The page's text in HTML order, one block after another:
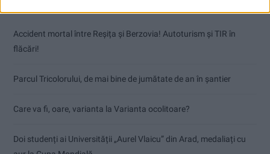
Accident mortal între Reșița și Berzovia! Autoturism și TIR în
flăcări!
Parcul Tricolorului, de mai bine de jumătate de an în șantier
Care va fi, oare, varianta la Varianta ocolitoare?
Doi studenți ai Universității „Aurel Vlaicu” din Arad, medaliați cu